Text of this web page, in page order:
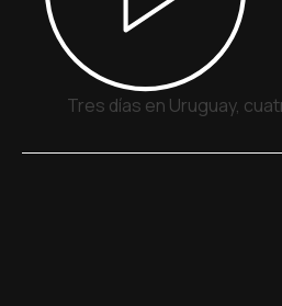
Tres días en Uruguay,